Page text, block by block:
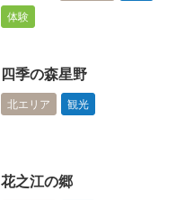
体験
四季の森星野
北エリア 観光
花之江の郷